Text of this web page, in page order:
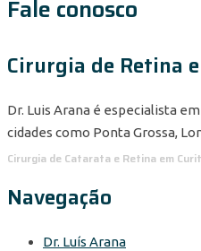
Fale conosco
Cirurgia de Retina
Dr. Luis Arana é especialista em
cidades como Ponta Grossa,
Cirurgia de Catarata e Retina em
Navegação
Dr. Luís Arana